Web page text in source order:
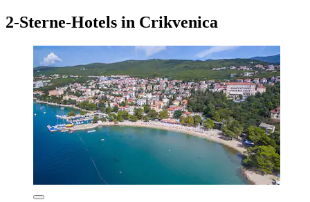
2-Sterne-Hotels in Crikvenica